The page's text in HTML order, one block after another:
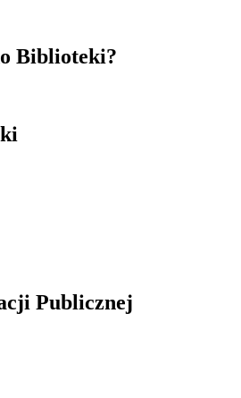
Biblioteki?
Publicznej